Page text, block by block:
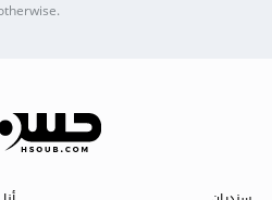
otherwise.